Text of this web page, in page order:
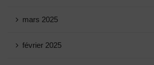
mars 2025
février 2025